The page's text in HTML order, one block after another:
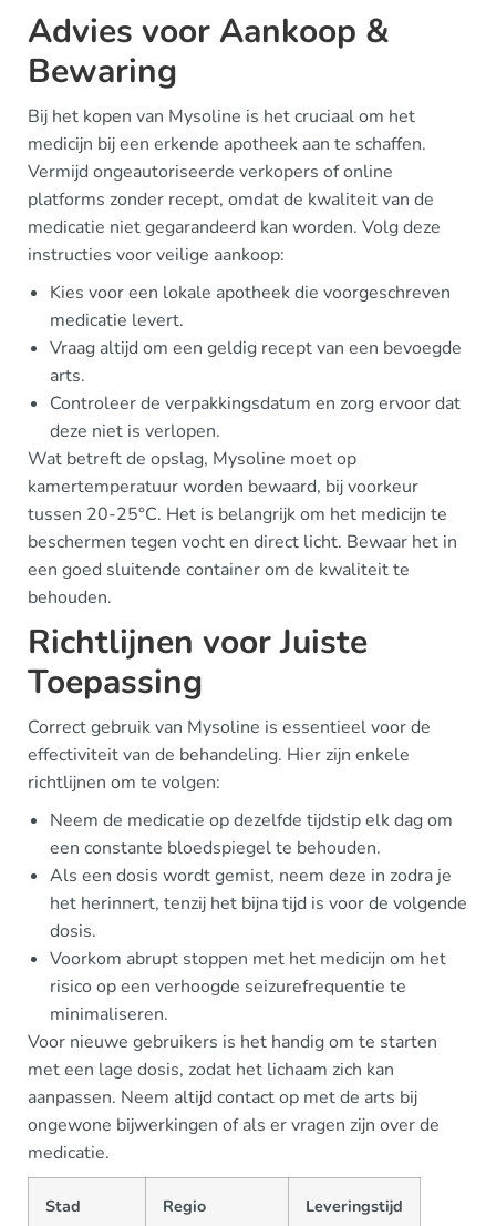
Advies voor Aankoop &
Bewaring
Bij het kopen van Mysoline is het cruciaal om het
medicijn bij een erkende apotheek aan te schaffen.
Vermijd ongeautoriseerde verkopers of online
platforms zonder recept, omdat de kwaliteit van de
medicatie niet gegarandeerd kan worden. Volg deze
instructies voor veilige aankoop:
Kies voor een lokale apotheek die voorgeschreven
medicatie levert.
Vraag altijd om een geldig recept van een bevoegde
arts.
Controleer de verpakkingsdatum en zorg ervoor dat
deze niet is verlopen.
Wat betreft de opslag, Mysoline moet op
kamertemperatuur worden bewaard, bij voorkeur
tussen 20-25°C. Het is belangrijk om het medicijn te
beschermen tegen vocht en direct licht. Bewaar het in
een goed sluitende container om de kwaliteit te
behouden.
Richtlijnen voor Juiste
Toepassing
Correct gebruik van Mysoline is essentieel voor de
effectiviteit van de behandeling. Hier zijn enkele
richtlijnen om te volgen:
Neem de medicatie op dezelfde tijdstip elk dag om
een constante bloedspiegel te behouden.
Als een dosis wordt gemist, neem deze in zodra je
het herinnert, tenzij het bijna tijd is voor de volgende
dosis.
Voorkom abrupt stoppen met het medicijn om het
risico op een verhoogde seizurefrequentie te
minimaliseren.
Voor nieuwe gebruikers is het handig om te starten
met een lage dosis, zodat het lichaam zich kan
aanpassen. Neem altijd contact op met de arts bij
ongewone bijwerkingen of als er vragen zijn over de
medicatie.
Stad Regio Leveringstijd